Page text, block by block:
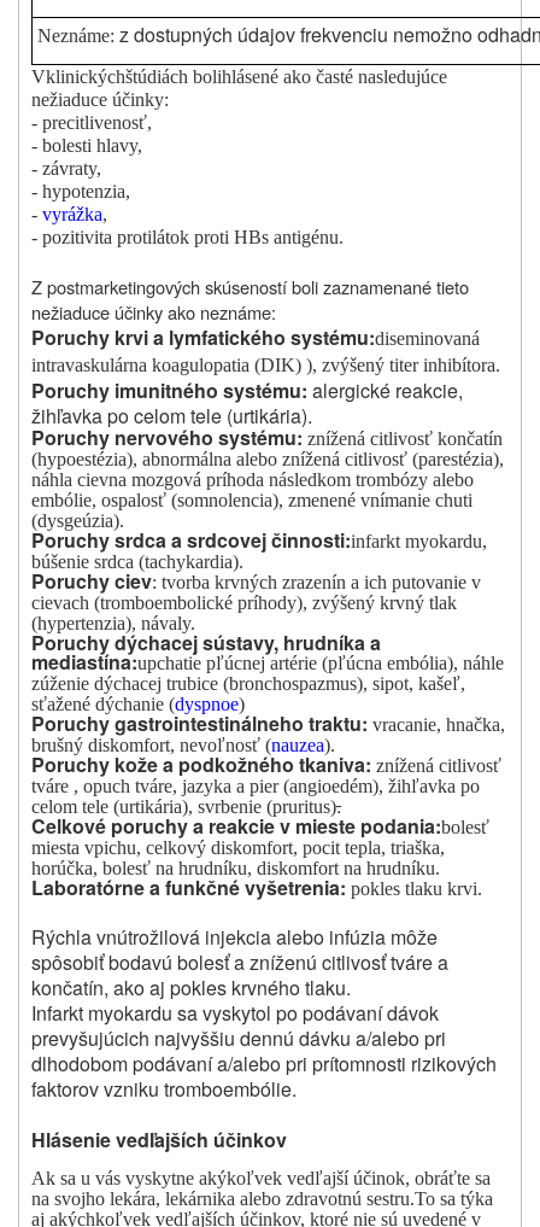
Neznáme: z dostupných údajov frekvenciu nemožno
Vklinickýchštúdiách bolihlásené ako časté nasledujúce
nežiaduce účinky:
- precitlivenosť,
- bolesti hlavy,
- závraty,
- hypotenzia,
- vyrážka,
- pozitivita protilátok proti HBs antigénu.
Z postmarketingových skúseností boli zaznamenané tieto
nežiaduce účinky ako neznáme:
Poruchy krvi a lymfatického systému:diseminovaná
intravaskulárna koagulopatia (DIK) ), zvýšený titer inhibítora.
Poruchy imunitného systému: alergické reakcie,
žihľavka po celom tele (urtikária).
Poruchy nervového systému: znížená citlivosť končatín
(hypoestézia), abnormálna alebo znížená citlivosť (parestézia),
náhla cievna mozgová príhoda následkom trombózy alebo
embólie, ospalosť (somnolencia), zmenené vnímanie chuti
(dysgeúzia).
Poruchy srdca a srdcovej činnosti:infarkt myokardu,
búšenie srdca (tachykardia).
Poruchy ciev: tvorba krvných zrazenín a ich putovanie v
cievach (tromboembolické príhody), zvýšený krvný tlak
(hypertenzia), návaly.
Poruchy dýchacej sústavy, hrudníka a
mediastína:upchatie pľúcnej artérie (pľúcna embólia), náhle
zúženie dýchacej trubice (bronchospazmus), sipot, kašeľ,
sťažené dýchanie (dyspnoe)
Poruchy gastrointestinálneho traktu: vracanie, hnačka,
brušný diskomfort, nevoľnosť (nauzea).
Poruchy kože a podkožného tkaniva: znížená citlivosť
tváre , opuch tváre, jazyka a pier (angioedém), žihľavka po
celom tele (urtikária), svrbenie (pruritus).
Celkové poruchy a reakcie v mieste podania:bolesť
miesta vpichu, celkový diskomfort, pocit tepla, triaška,
horúčka, bolesť na hrudníku, diskomfort na hrudníku.
Laboratórne a funkčné vyšetrenia: pokles tlaku krvi.
Rýchla vnútrožilová injekcia alebo infúzia môže
spôsobiť bodavú bolesť a zníženú citlivosť tváre a
končatín, ako aj pokles krvného tlaku.
Infarkt myokardu sa vyskytol po podávaní dávok
prevyšujúcich najvyššiu dennú dávku a/alebo pri
dlhodobom podávaní a/alebo pri prítomnosti rizikových
faktorov vzniku tromboembólie.
Hlásenie vedľajších účinkov
Ak sa u vás vyskytne akýkoľvek vedľajší účinok, obráťte sa
na svojho lekára, lekárnika alebo zdravotnú sestru.To sa týka
aj akýchkoľvek vedľajších účinkov, ktoré nie sú uvedené v